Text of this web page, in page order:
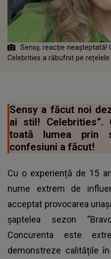
Sensy, reacție neașteptată!
Celebrities a răbufnit pe
Sensy a făcut noi
ai stil! Celebrities”.
toată lumea prin
confesiuni a făcut!
Cu o experiență de 15
nume extrem de
acceptat provocarea
șaptelea sezon
Concurenta este
demonstreze calitățile